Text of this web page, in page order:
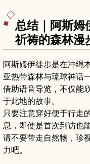
总结｜阿斯姆
祈祷的森林漫
阿斯姆伊徒步是在冲绳
亚热带森林与琉球神话
借助语音导览，不仅能
于此地的故事。
只要注意穿好便于行走
息，即使是首次到访也
请不要带走自然物，珍
力吧。